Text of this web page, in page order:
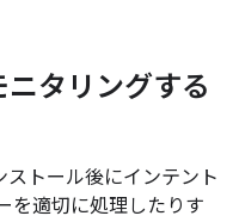
タリングする
トール後にインテント
を適切に処理したりす